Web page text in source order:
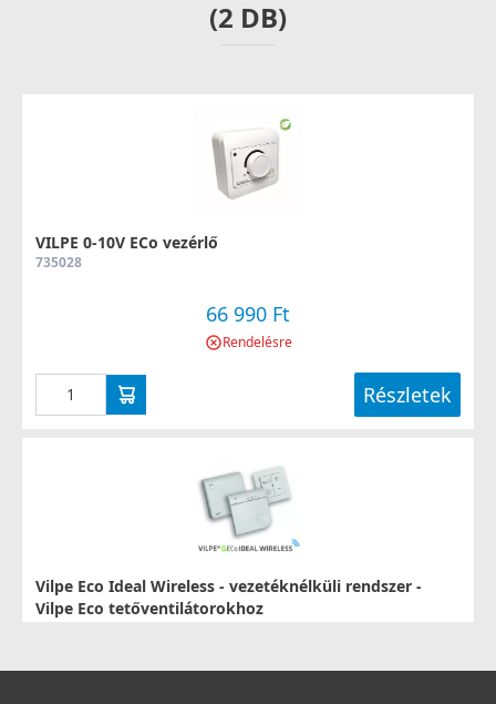
(2 DB)
VILPE 0-10V ECo vezérlő
735028
66 990 Ft
Rendelésre
Részletek
Vilpe Eco Ideal Wireless - vezetéknélküli rendszer -
Vilpe Eco tetőventilátorokhoz
247 990 Ft